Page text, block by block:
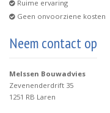
Ruime ervaring
Geen onvoorziene kosten
Neem contact op
Melssen Bouwadvies
Zevenenderdrift 35
1251 RB Laren